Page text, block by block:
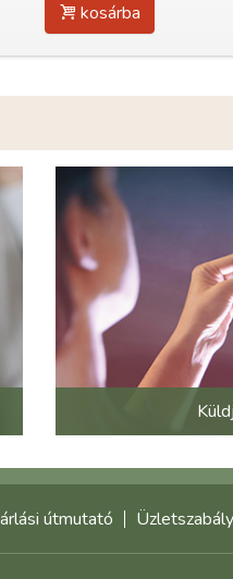
kosárba
útmutató